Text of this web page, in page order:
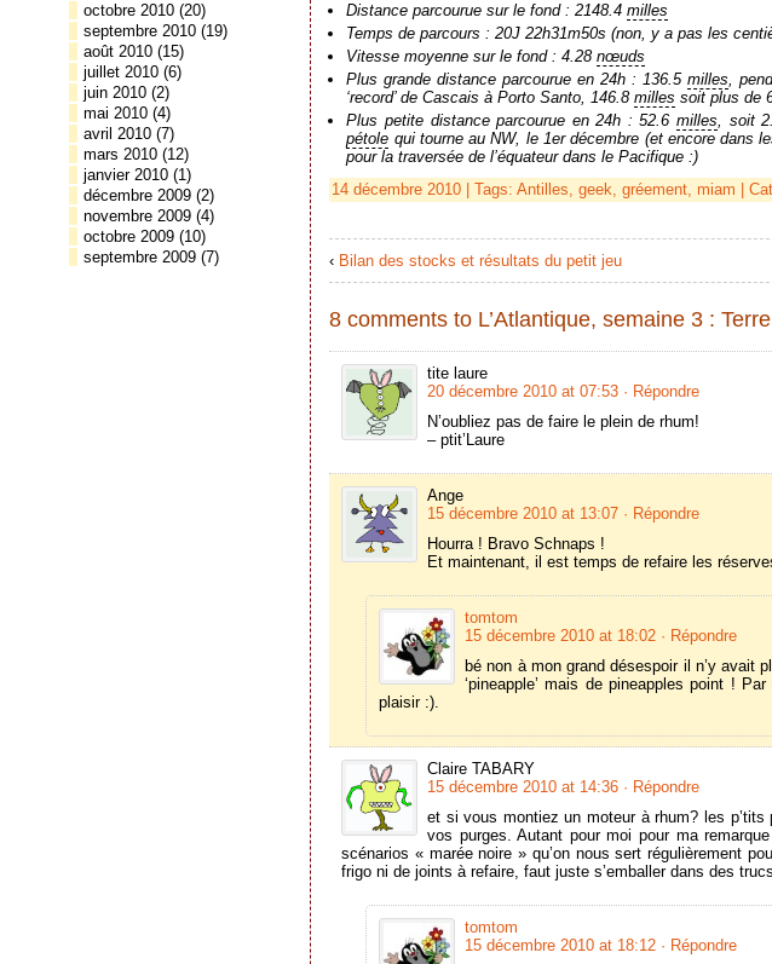
octobre 2010 (20)
septembre 2010 (19)
août 2010 (15)
juillet 2010 (6)
juin 2010 (2)
mai 2010 (4)
avril 2010 (7)
mars 2010 (12)
janvier 2010 (1)
décembre 2009 (2)
novembre 2009 (4)
octobre 2009 (10)
septembre 2009 (7)
Distance parcourue sur le fond : 2148.4milles
Temps de parcours : 20J 22h31m50s (non, y a pas les
Vitesse moyenne sur le fond : 4.28nœuds
Plus grande distance parcourue en 24h : 136.5 milles ,
‘record’ de Cascais à Porto Santo, 146.8milles soit plus de
Plus petite distance parcourue en 24h : 52.6 milles , soit
pétole qui tourne au NW, le 1er décembre (et encore dans
pour la traversée de l’équateur dans le Pacifique :)
14 décembre 2010 | Tags: Antilles geek gréement miam |
‹ Bilan des stocks et résultats du petit jeu
8 comments to L’Atlantique, semaine 3 :
tite laure
20 décembre 2010 at 07:53 · Répondre
N’oubliez pas de faire le plein de rhum!
– ptit’Laure
Ange
15 décembre 2010 at 13:07 · Répondre
Hourra ! Bravo Schnaps !
Et maintenant, il est temps de refaire les
tomtom
15 décembre 2010 at 18:02 · Répondre
bé non à mon grand désespoir il n’y avait
‘pineapple’ mais de pineapples point !
plaisir :).
Claire TABARY
15 décembre 2010 at 14:36 · Répondre
et si vous montiez un moteur à rhum? les
vos purges. Autant pour moi pour ma
scénarios « marée noire » qu’on nous sert régulièrement
frigo ni de joints à refaire, faut juste s’emballer dans des
tomtom
15 décembre 2010 at 18:12 · Répondre